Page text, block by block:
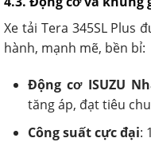
Xe tải Tera 345SL Plus
hành, mạnh mẽ, bền bỉ:
Động cơ ISUZU
tăng áp, đạt tiêu
Công suất cực đại: